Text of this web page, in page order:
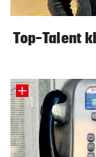
Top-Talent